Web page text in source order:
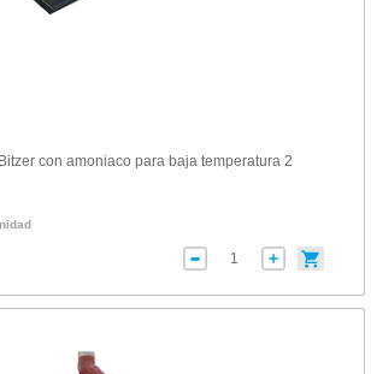
con amoniaco para baja temperatura 2